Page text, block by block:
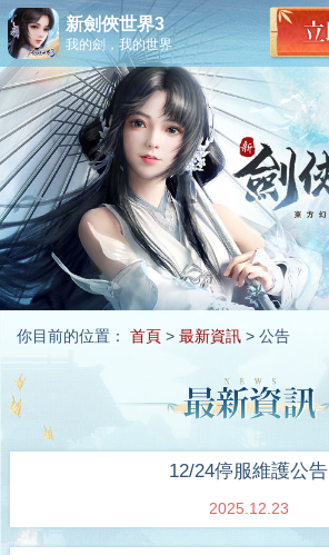
新劍俠世界3
我的劍，我的世界
你目前的位置： 首頁> 最新資訊> 公告
12/24停服維護公告
2025.12.23